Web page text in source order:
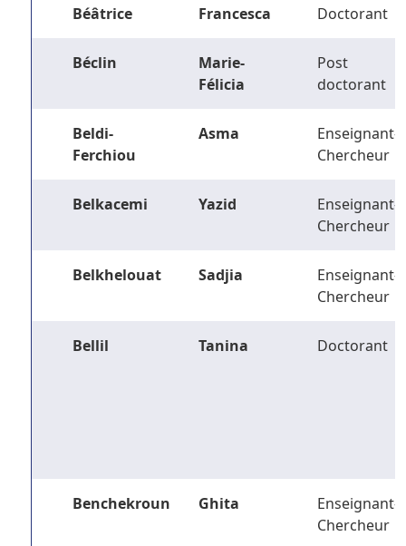
Béâtrice Francesca Doctorant
Béclin
Marie-
Félicia
Post
doctorant
Beldi-
Ferchiou
Asma
Enseignant-
Chercheur
Belkacemi Yazid
Enseignant-
Chercheur
Belkhelouat Sadjia
Enseignant-
Chercheur
Bellil Tanina Doctorant
Benchekroun Ghita
Enseignant-
Chercheur